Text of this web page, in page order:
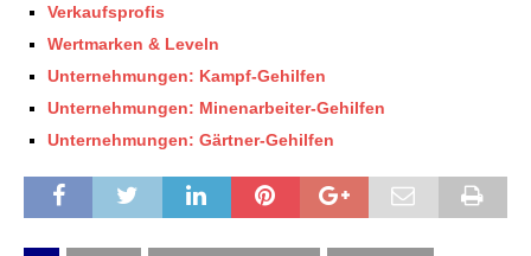
Verkaufsprofis
Wertmarken & Leveln
Unternehmungen: Kampf-Gehilfen
Unternehmungen: Minenarbeiter-Gehilfen
Unternehmungen: Gärtner-Gehilfen